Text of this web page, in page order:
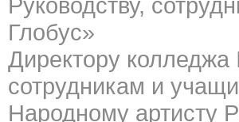
Глобус»
Директору
сотрудникам и
Народному артисту